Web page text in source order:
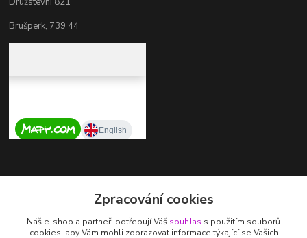
Brušperk, 739 44
+420 737 725 324
(Po-Pá, 9-17 hod.)
Zpracování cookies
Náš e-shop a partneři potřebují Váš souhlas s použitím souborů
cookies, aby Vám mohli zobrazovat informace týkající se Vašich